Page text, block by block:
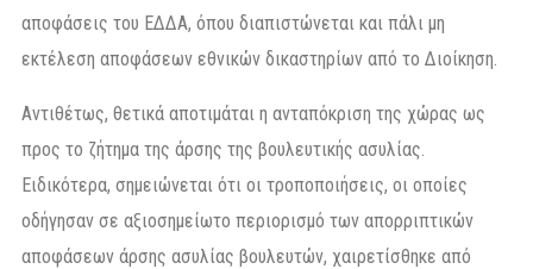
αποφάσεις του ΕΔΔΑ, όπου διαπιστώνεται και πάλι μη
εκτέλεση αποφάσεων εθνικών δικαστηρίων από το Διοίκηση.
Αντιθέτως, θετικά αποτιμάται η ανταπόκριση της χώρας ως
προς το ζήτημα της άρσης της βουλευτικής ασυλίας.
Ειδικότερα, σημειώνεται ότι οι τροποποιήσεις, οι οποίες
οδήγησαν σε αξιοσημείωτο περιορισμό των απορριπτικών
αποφάσεων άρσης ασυλίας βουλευτών, χαιρετίσθηκε από